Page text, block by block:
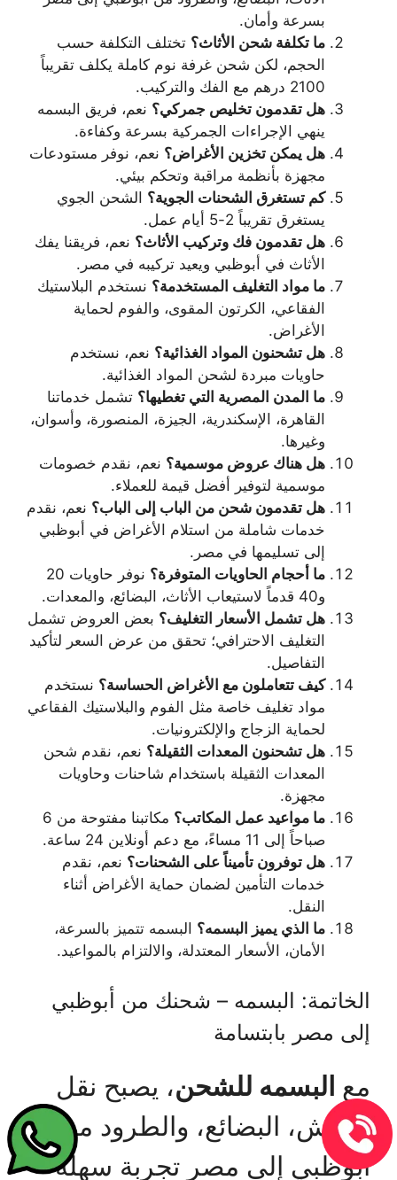
بسرعة وأمان.
ما تكلفة شحن الأثاث؟ تختلف التكلفة حسب
الحجم، لكن شحن غرفة نوم كاملة يكلف تقريباً
2100 درهم مع الفك والتركيب.
هل تقدمون تخليص جمركي؟ نعم، فريق البسمه
ينهي الإجراءات الجمركية بسرعة وكفاءة.
هل يمكن تخزين الأغراض؟ نعم، نوفر مستودعات
مجهزة بأنظمة مراقبة وتحكم بيئي.
كم تستغرق الشحنات الجوية؟ الشحن الجوي
يستغرق تقريباً 2-5 أيام عمل.
هل تقدمون فك وتركيب الأثاث؟ نعم، فريقنا يفك
الأثاث في أبوظبي ويعيد تركيبه في مصر.
ما مواد التغليف المستخدمة؟ نستخدم البلاستيك
الفقاعي، الكرتون المقوى، والفوم لحماية
الأغراض.
هل تشحنون المواد الغذائية؟ نعم، نستخدم
حاويات مبردة لشحن المواد الغذائية.
ما المدن المصرية التي تغطيها؟ تشمل خدماتنا
القاهرة، الإسكندرية، الجيزة، المنصورة، وأسوان،
وغيرها.
هل هناك عروض موسمية؟ نعم، نقدم خصومات
موسمية لتوفير أفضل قيمة للعملاء.
هل تقدمون شحن من الباب إلى الباب؟ نعم، نقدم
خدمات شاملة من استلام الأغراض في أبوظبي
إلى تسليمها في مصر.
ما أحجام الحاويات المتوفرة؟
نوفر حاويات 20
و40 قدماً لاستيعاب الأثاث، البضائع، والمعدات.
هل تشمل الأسعار التغليف؟ بعض العروض تشمل
التغليف الاحترافي؛ تحقق من عرض السعر لتأكيد
التفاصيل.
كيف تتعاملون مع الأغراض الحساسة؟ نستخدم
مواد تغليف خاصة مثل الفوم والبلاستيك الفقاعي
لحماية الزجاج والإلكترونيات.
هل تشحنون المعدات الثقيلة؟ نعم، نقدم شحن
المعدات الثقيلة باستخدام شاحنات وحاويات
مجهزة.
ما مواعيد عمل المكاتب؟
مكاتبنا مفتوحة من 6
صباحاً إلى 11 مساءً، مع دعم أونلاين 24 ساعة.
هل توفرون تأميناً على الشحنات؟ نعم، نقدم
خدمات التأمين لضمان حماية الأغراض أثناء
النقل.
ما الذي يميز البسمه؟ البسمه تتميز بالسرعة،
الأمان، الأسعار المعتدلة، والالتزام بالمواعيد.
الخاتمة: البسمه – شحنك من أبوظبي
إلى مصر بابتسامة
مع البسمه للشحن، يصبح نقل
العفش، البضائع، والطرود من
أبوظبي إلى مصر تجربة سهلة